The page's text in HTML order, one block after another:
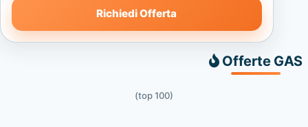
Richiedi Offerta
Offerte GAS
(top 100)